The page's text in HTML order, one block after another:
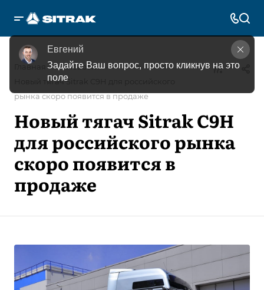
Главная — Новости —
Новый тягач Sitrak C9H для российского
рынка скоро появится в продаже
Новый тягач Sitrak C9H
для российского рынка
скоро появится в
продаже
Евгений
Задайте Ваш вопрос, просто кликнув на это
поле